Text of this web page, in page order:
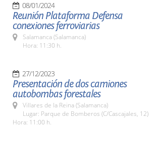
08/01/2024
Reunión Plataforma Defensa
conexiones ferroviarias
Salamanca (Salamanca)
Hora: 11:30 h.
27/12/2023
Presentación de dos camiones
autobombas forestales
Villares de la Reina (Salamanca)
Lugar: Parque de Bomberos (C/Cascajales, 12)
Hora: 11:00 h.